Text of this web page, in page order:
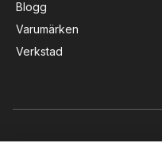
Blogg
Varumärken
Verkstad